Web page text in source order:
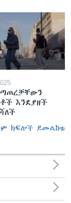
እንደያዘች
ክፍሎች ይመልከቱ